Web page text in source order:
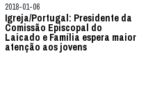
2018-01-06
Igreja/Portugal: Presidente da
Comissão Episcopal do
Laicado e Família espera maior
atenção aos jovens